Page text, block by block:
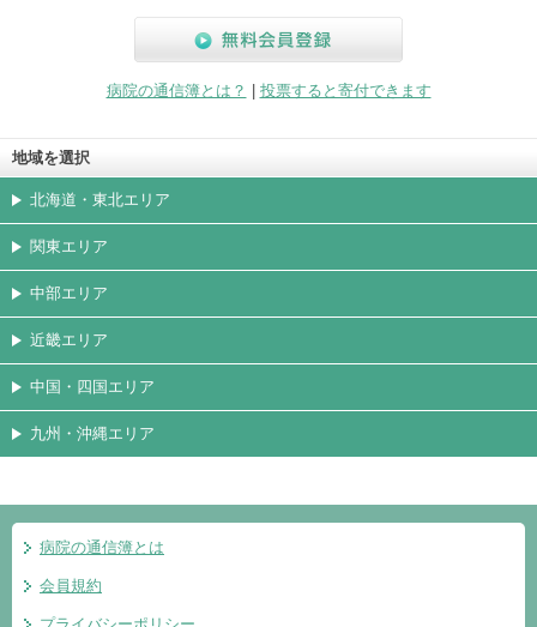
病院の通信簿とは？
投票すると寄付できます
地域を選択
北海道・東北エリア
関東エリア
中部エリア
近畿エリア
中国・四国エリア
九州・沖縄エリア
病院の通信簿とは
会員規約